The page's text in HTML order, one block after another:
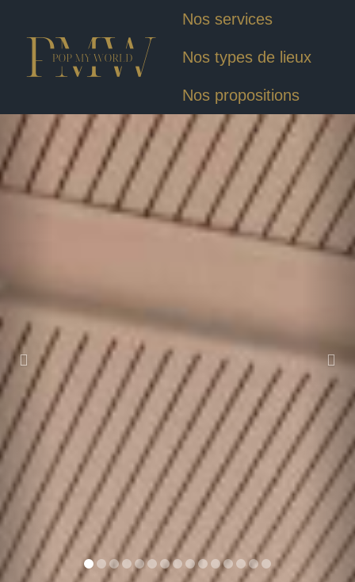
Nos services
Nos types de lieux
Nos propositions